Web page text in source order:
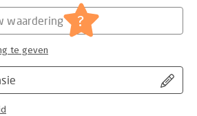
waardering ?
te geven